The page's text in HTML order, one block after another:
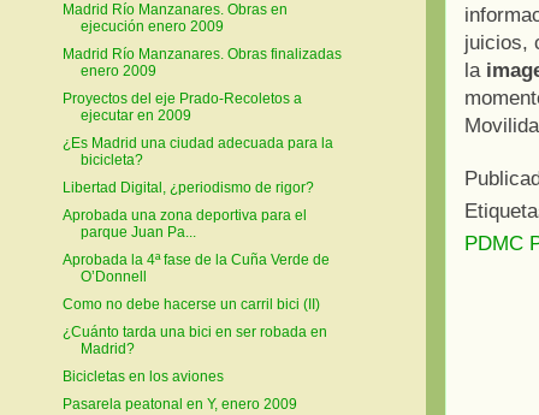
juicios,
la
PDMC
Madrid Río Manzanares. Obras en
ejecución enero 2009
Madrid Río Manzanares. Obras finalizadas
enero 2009
Proyectos del eje Prado-Recoletos a
ejecutar en 2009
¿Es Madrid una ciudad adecuada para la
bicicleta?
Libertad Digital, ¿periodismo de rigor?
Aprobada una zona deportiva para el
parque Juan Pa...
Aprobada la 4ª fase de la Cuña Verde de
O’Donnell
Como no debe hacerse un carril bici (II)
¿Cuánto tarda una bici en ser robada en
Madrid?
Bicicletas en los aviones
Pasarela peatonal en Y, enero 2009